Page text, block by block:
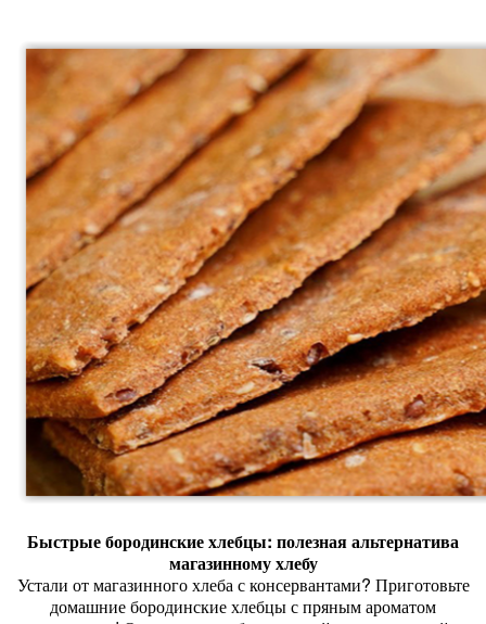
Быстрыебородинскиехлебцы: полезнаяальтернатива
магазинномухлебу
Устали отмагазинногохлебасконсервантами? Приготовьте
домашниебородинскиехлебцыспрянымароматом